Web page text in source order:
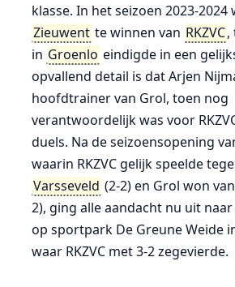
klasse. In het seizoen 2023-2024
Zieuwent te winnen van RKZVC,
in Groenlo eindigde in een
opvallend detail is dat Arjen
hoofdtrainer van Grol, toen nog
verantwoordelijk was voor
duels. Na de seizoensopening
waarin RKZVC gelijk speelde
Varsseveld (2-2) en Grol won
2), ging alle aandacht nu uit
op sportpark De Greune Weide
waar RKZVC met 3-2 zegevierde.